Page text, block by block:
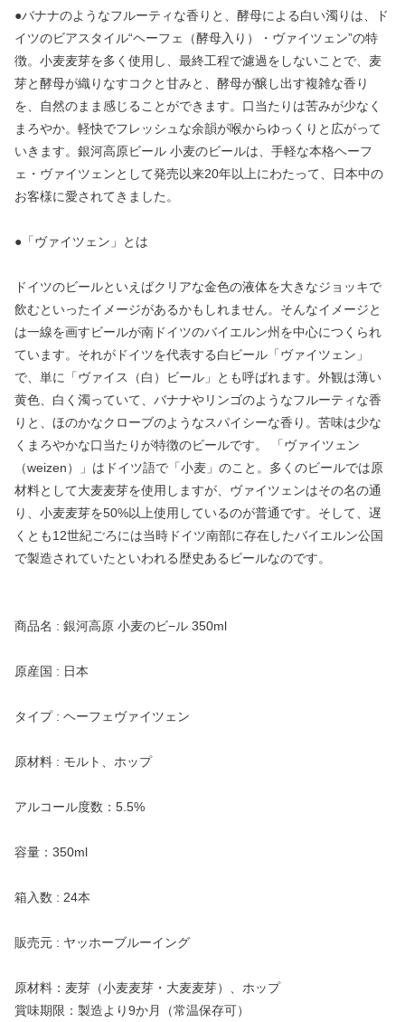
●バナナのようなフルーティな香りと、酵母による白い濁りは、ド
イツのビアスタイル“ヘーフェ（酵母入り）・ヴァイツェン”の特
徴。小麦麦芽を多く使用し、最終工程で濾過をしないことで、麦
芽と酵母が織りなすコクと甘みと、酵母が醸し出す複雑な香り
を、自然のまま感じることができます。口当たりは苦みが少なく
まろやか。軽快でフレッシュな余韻が喉からゆっくりと広がって
いきます。銀河高原ビール 小麦のビールは、手軽な本格ヘーフ
ェ・ヴァイツェンとして発売以来20年以上にわたって、日本中の
お客様に愛されてきました。
●「ヴァイツェン」とは
ドイツのビールといえばクリアな金色の液体を大きなジョッキで
飲むといったイメージがあるかもしれません。そんなイメージと
は一線を画すビールが南ドイツのバイエルン州を中心につくられ
ています。それがドイツを代表する白ビール「ヴァイツェン」
で、単に「ヴァイス（白）ビール」とも呼ばれます。外観は薄い
黄色、白く濁っていて、バナナやリンゴのようなフルーティな香
りと、ほのかなクローブのようなスパイシーな香り。苦味は少な
くまろやかな口当たりが特徴のビールです。 「ヴァイツェン
（weizen）」はドイツ語で「小麦」のこと。多くのビールでは原
材料として大麦麦芽を使用しますが、ヴァイツェンはその名の通
り、小麦麦芽を50%以上使用しているのが普通です。そして、遅
くとも12世紀ごろには当時ドイツ南部に存在したバイエルン公国
で製造されていたといわれる歴史あるビールなのです。
商品名 : 銀河高原 小麦のビ−ル 350ml
原産国 : 日本
タイプ : ヘーフェヴァイツェン
原材料 : モルト、ホップ
アルコール度数：5.5%
容量：350ml
箱入数 : 24本
販売元 : ヤッホーブルーイング
原材料：麦芽（小麦麦芽・大麦麦芽）、ホップ
賞味期限：製造より9か月（常温保存可）